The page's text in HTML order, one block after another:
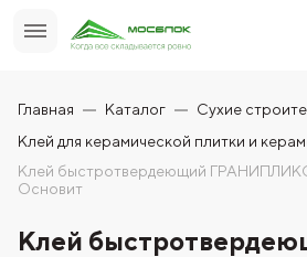
Главная Каталог
Сухие
Клей для керамической плитки и
Клей быстротвердеющий ГРАНИПЛИКС
Основит
Клей